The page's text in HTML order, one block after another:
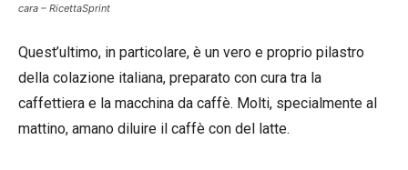
cara – RicettaSprint
Quest’ultimo, in particolare, è un vero e proprio pilastro
della colazione italiana, preparato con cura tra la
caffettiera e la macchina da caffè. Molti, specialmente al
mattino, amano diluire il caffè con del latte.